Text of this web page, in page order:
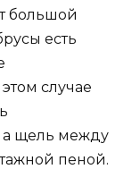
большой
есть
случае
щель между
пеной.